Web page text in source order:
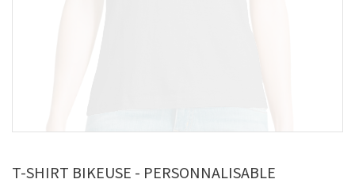
T-SHIRT BIKEUSE - PERSONNALISABLE